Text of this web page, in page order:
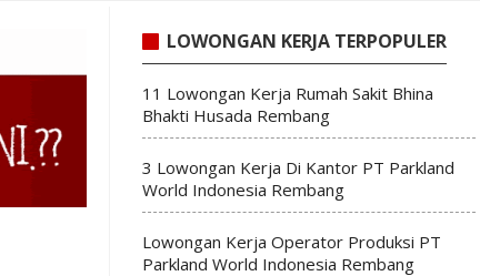
LOWONGAN KERJA TERPOPULER
11 Lowongan Kerja Rumah Sakit Bhina
Bhakti Husada Rembang
3 Lowongan Kerja Di Kantor PT Parkland
World Indonesia Rembang
Lowongan Kerja Operator Produksi PT
Parkland World Indonesia Rembang